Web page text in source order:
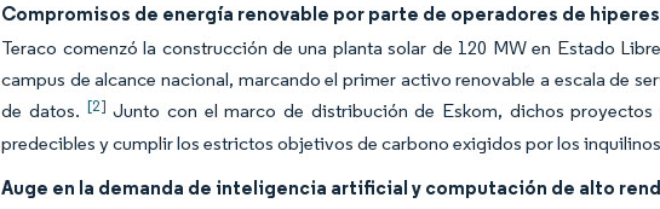
Compromisos de energía renovable por parte de operadores de
Teraco comenzó la construcción de una planta solar de 120 MW en Estado
campus de alcance nacional, marcando el primer activo renovable a escala de
de datos. [2] Junto con el marco de distribución de Eskom, dichos
predecibles y cumplir los estrictos objetivos de carbono exigidos por los
Auge en la demanda de inteligencia artificial y computación de alto